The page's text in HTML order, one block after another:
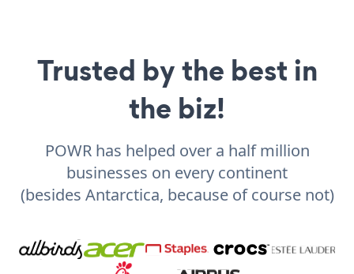
Trusted by the best in
the biz!
POWR has helped over a half million
businesses on every continent
(besides Antarctica, because of course not)